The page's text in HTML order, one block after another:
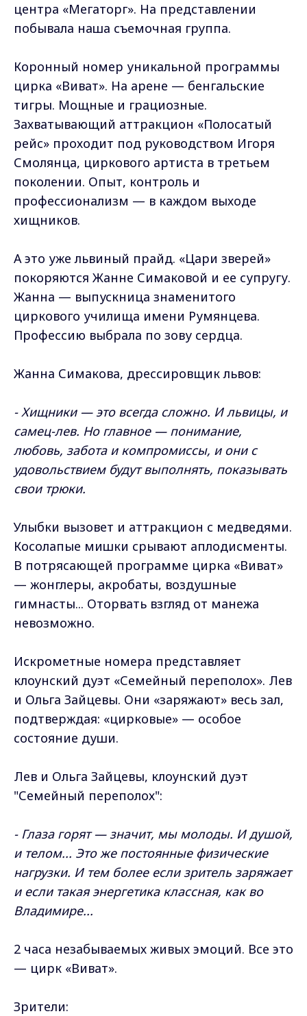
центра «Мегаторг». На представлении
побывала наша съемочная группа.
Коронный номер уникальной программы
цирка «Виват». На арене — бенгальские
тигры. Мощные и грациозные.
Захватывающий аттракцион «Полосатый
рейс» проходит под руководством Игоря
Смолянца, циркового артиста в третьем
поколении. Опыт, контроль и
профессионализм — в каждом выходе
хищников.
А это уже львиный прайд. «Цари зверей»
покоряются Жанне Симаковой и ее супругу.
Жанна — выпускница знаменитого
циркового училища имени Румянцева.
Профессию выбрала по зову сердца.
Жанна Симакова, дрессировщик львов:
- Хищники — это всегда сложно. И львицы, и
самец-лев. Но главное — понимание,
любовь, забота и компромиссы, и они с
удовольствием будут выполнять, показывать
свои трюки.
Улыбки вызовет и аттракцион с медведями.
Косолапые мишки срывают аплодисменты.
В потрясающей программе цирка «Виват»
— жонглеры, акробаты, воздушные
гимнасты... Оторвать взгляд от манежа
невозможно.
Искрометные номера представляет
клоунский дуэт «Семейный переполох». Лев
и Ольга Зайцевы. Они «заряжают» весь зал,
подтверждая: «цирковые» — особое
состояние души.
Лев и Ольга Зайцевы, клоунский дуэт
"Семейный переполох":
- Глаза горят — значит, мы молоды. И душой,
и телом... Это же постоянные физические
нагрузки. И тем более если зритель заряжает
и если такая энергетика классная, как во
Владимире...
2 часа незабываемых живых эмоций. Все это
— цирк «Виват».
Зрители: